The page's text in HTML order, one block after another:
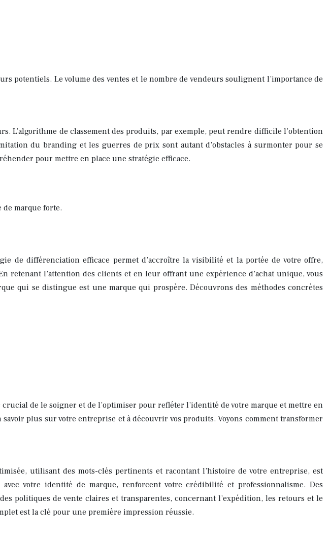
potentiels. Le volume des ventes et le nombre de vendeurs soulignent l’importance de
L’algorithme de classement des produits, par exemple, peut rendre difficile l’obtention
du branding et les guerres de prix sont autant d’obstacles à surmonter pour se
pour mettre en place une stratégie efficace.
marque forte.
de différenciation efficace permet d’accroître la visibilité et la portée de votre offre,
retenant l’attention des clients et en leur offrant une expérience d’achat unique, vous
qui se distingue est une marque qui prospère. Découvrons des méthodes concrètes
de le soigner et de l’optimiser pour refléter l’identité de votre marque et mettre en
plus sur votre entreprise et à découvrir vos produits. Voyons comment transformer
utilisant des mots-clés pertinents et racontant l’histoire de votre entreprise, est
votre identité de marque, renforcent votre crédibilité et professionnalisme. Des
politiques de vente claires et transparentes, concernant l’expédition, les retours et le
est la clé pour une première impression réussie.